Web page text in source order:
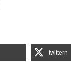
twittern